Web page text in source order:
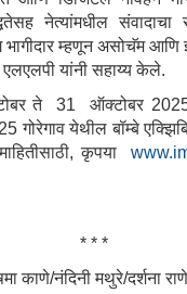
नेत्यांमधील संवादाचा
भागीदार म्हणून असोचॅम आणि
एलएलपी यांनी सहाय्य केले.
ते 31 ऑक्टोबर 2025
गोरेगाव येथील बॉम्बे
कृपया
* * *
काणे/नंदिनी मथुरे/दर्शना राणे